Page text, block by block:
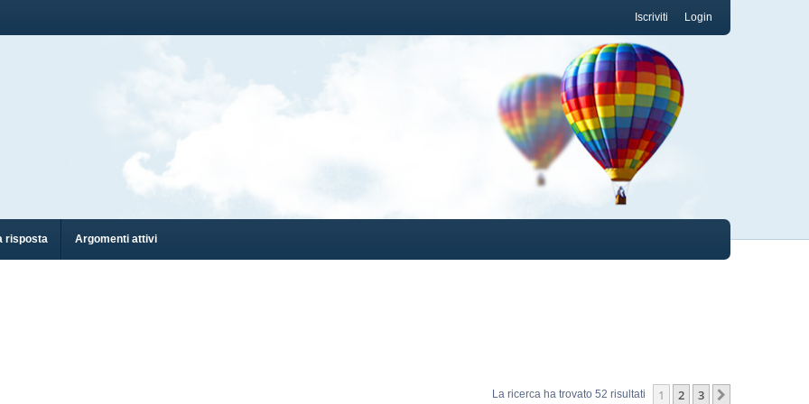
Login
Iscriviti
risposta Argomenti attivi
La ricerca ha trovato 52 risultati 1 2 3